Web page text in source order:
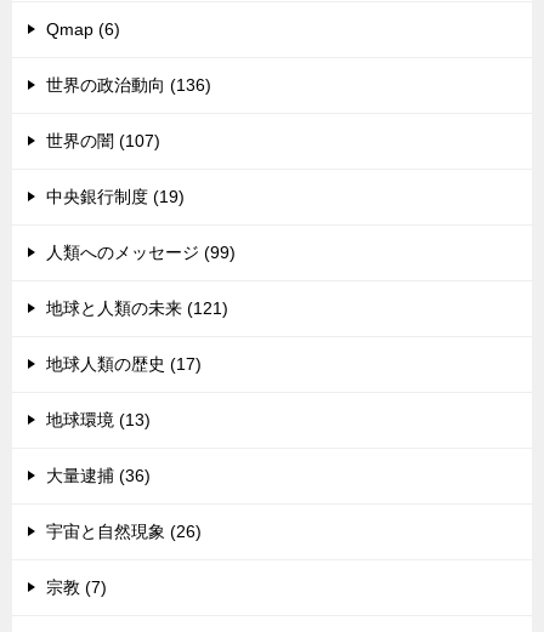
Qmap (6)
世界の政治動向 (136)
世界の闇 (107)
中央銀行制度 (19)
人類へのメッセージ (99)
地球と人類の未来 (121)
地球人類の歴史 (17)
地球環境 (13)
大量逮捕 (36)
宇宙と自然現象 (26)
宗教 (7)